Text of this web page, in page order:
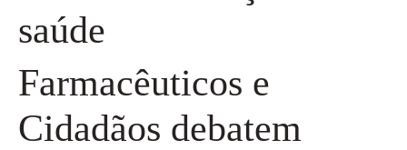
saúde
Farmacêuticos e
Cidadãos debatem